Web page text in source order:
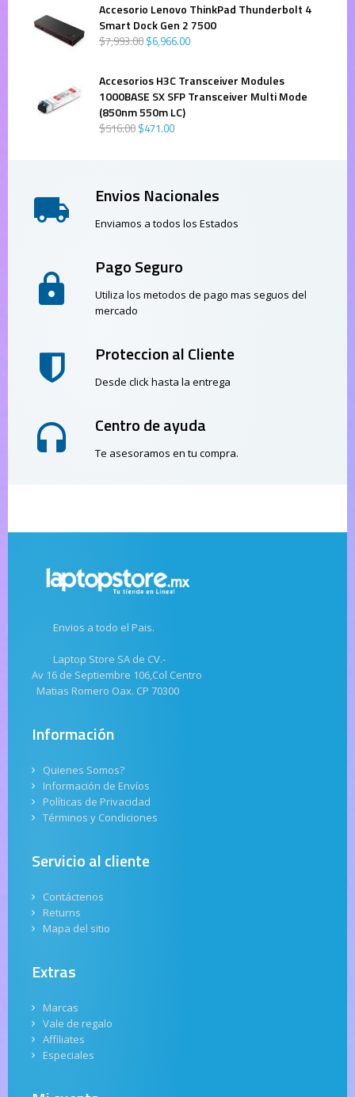
Accesorio Lenovo ThinkPad Thunderbolt 4
Smart Dock Gen 2 7500
$7,993.00 $6,966.00
Accesorios H3C Transceiver Modules
1000BASE SX SFP Transceiver Multi Mode
(850nm 550m LC)
$516.00 $471.00
Envios Nacionales
Enviamos a todos los Estados
Pago Seguro
Utiliza los metodos de pago mas seguos del
mercado
Proteccion al Cliente
Desde click hasta la entrega
Centro de ayuda
Te asesoramos en tu compra.
Envios a todo el Pais.
Laptop Store SA de CV.-
Av 16 de Septiembre 106,Col Centro
Matias Romero Oax. CP 70300
Información
Quienes Somos?
Información de Envíos
Políticas de Privacidad
Términos y Condiciones
Servicio al cliente
Contáctenos
Returns
Mapa del sitio
Extras
Marcas
Vale de regalo
Affiliates
Especiales